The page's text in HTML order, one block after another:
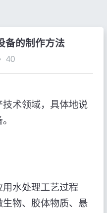
备的制作方法
40
术领域，具体地说
水处理工艺过程
物、胶体物质、悬